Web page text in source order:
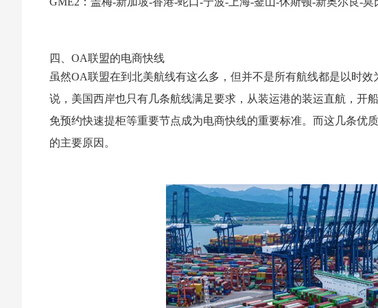
四、OA联盟的电商快线
虽然OA联盟在到北美航线有这么多，但并不是所有航线都是以时
说，美国西岸也只有几条航线满足要求，从装运港的装运直航，开
免预约快速提柜等重要节点成为电商快线的重要标准。而这几条优
的主要原因。